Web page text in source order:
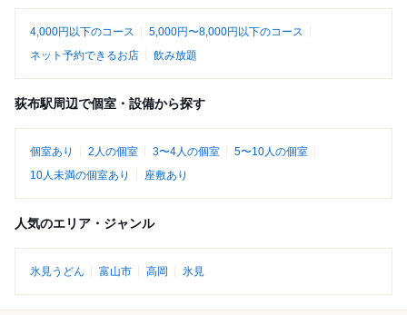
4,000円以下のコース
5,000円〜8,000円以下のコース
ネット予約できるお店
飲み放題
荻布駅周辺で個室・設備から探す
個室あり 2人の個室 3〜4人の個室
5〜10人の個室
10人未満の個室あり
座敷あり
人気のエリア・ジャンル
氷見うどん 富山市 高岡 氷見